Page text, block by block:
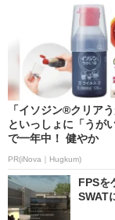
「イソジン®クリアう
といっしょに「うが
で一年中！ 健やか
PR(iNova｜Hugkum)
FPSを
SWAT